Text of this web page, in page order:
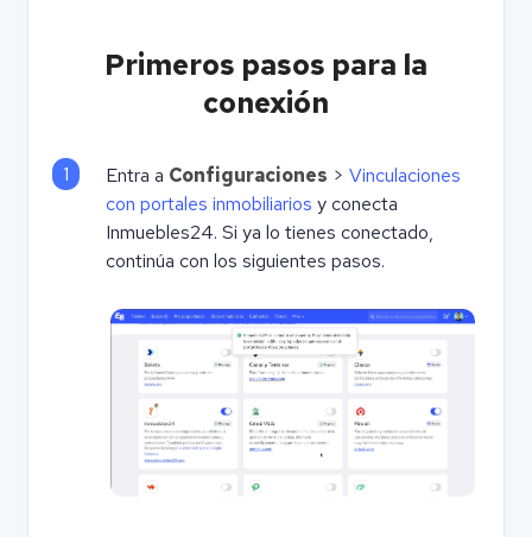
Primeros pasos para la
conexión
1 Entra a Configuraciones > Vinculaciones
con portales inmobiliarios y conecta
Inmuebles24. Si ya lo tienes conectado,
continúa con los siguientes pasos.